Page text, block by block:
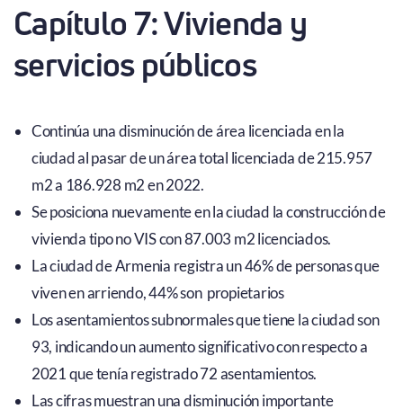
Capítulo 7: Vivienda y
servicios públicos
Continúa una disminución de área licenciada en la
ciudad al pasar de un área total licenciada de 215.957
m2 a 186.928 m2 en 2022.
Se posiciona nuevamente en la ciudad la construcción de
vivienda tipo no VIS con 87.003 m2 licenciados.
La ciudad de Armenia registra un 46% de personas que
viven en arriendo, 44% son propietarios
Los asentamientos subnormales que tiene la ciudad son
93, indicando un aumento significativo con respecto a
2021 que tenía registrado 72 asentamientos.
Las cifras muestran una disminución importante